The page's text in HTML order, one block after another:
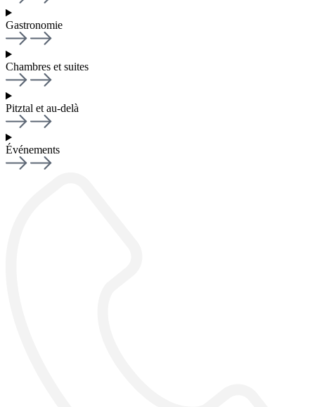
Gastronomie
Chambres et suites
Pitztal et au-delà
Événements